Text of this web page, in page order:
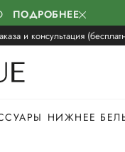
ПОДРОБНЕЕ
и консультация
НИЖНЕЕ